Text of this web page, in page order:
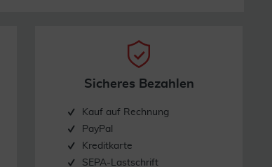
Sicheres Bezahlen
Kauf auf Rechnung
PayPal
Kreditkarte
SEPA-Lastschrift